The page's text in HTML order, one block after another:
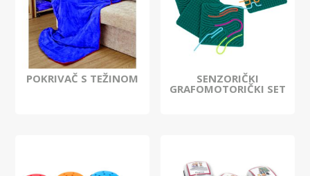
POKRIVAČ S TEŽINOM SENZORIČKI
GRAFOMOTORIČKI SET